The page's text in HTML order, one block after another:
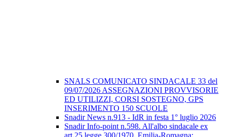
SNALS COMUNICATO SINDACALE 33 del
09/07/2026 ASSEGNAZIONI PROVVISORIE
ED UTILIZZI, CORSI SOSTEGNO, GPS
INSERIMENTO 150 SCUOLE
Snadir News n.913 - IdR in festa 1° luglio 2026
Snadir Info-point n.598. All'albo sindacale ex